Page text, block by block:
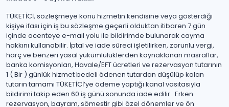
TÜKETİCİ, sözleşmeye konu hizmetin kendisine veya gösterdiği
kişiye ifası için iş bu sözleşme geçerli olduktan itibaren 7 gün
içinde acenteye e-mail yolu ile bildirimde bulunarak cayma
hakkını kullanabilir. İptal ve iade süreci işletilirken, zorunlu vergi,
harç ve benzeri yasal yükümlülüklerden kaynaklanan masraflar,
banka komisyonları, Havale/EFT ücretleri ve rezervasyon tutarının
1 ( Bir ) günlük hizmet bedeli ödenen tutardan düşülüp kalan
tutarın tamamı TÜKETİCİ’ye ödeme yaptığı kanal vasıtasıyla
bildirimi takip eden 60 iş günü sonunda iade edilir. Erken
rezervasyon, bayram, sömestir gibi özel dönemler ve ön